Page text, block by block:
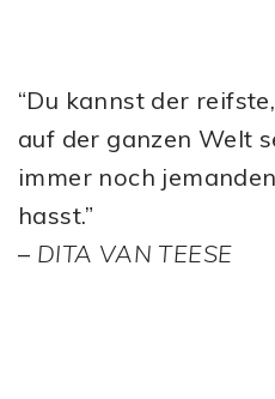
“Du kannst der
auf der ganzen Welt
immer noch
hasst.”
– DITA VAN TEESE